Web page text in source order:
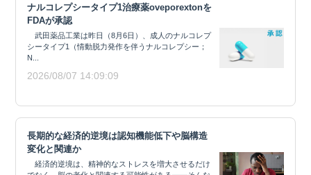
ナルコレプシータイプ1治療薬oveporextonを
FDAが承認
武田薬品工業は昨日（8月6日）、成人のナルコレプ
シータイプ1（情動脱力発作を伴うナルコレプシー；
N...
2026/08/07 14:09:09
長期的な経済的逆境は認知機能低下や脳構造
変化と関連か
経済的逆境は、精神的なストレスを増大させるだけ